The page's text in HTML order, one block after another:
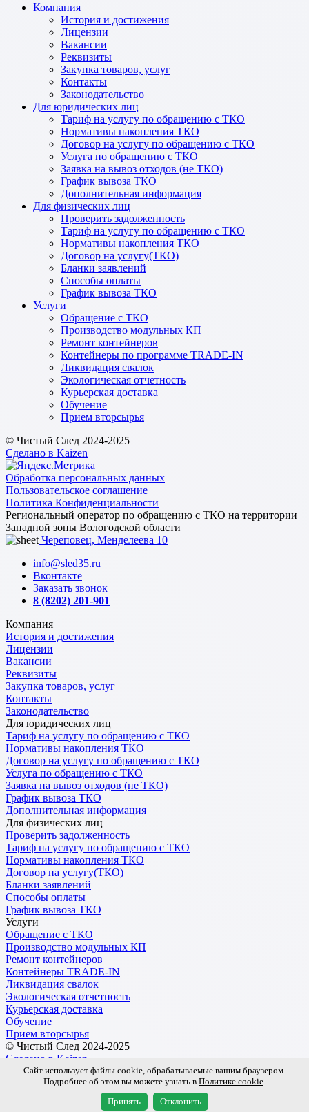
Компания
История и достижения
Лицензии
Вакансии
Реквизиты
Закупка товаров, услуг
Контакты
Законодательство
Для юридических лиц
Тариф на услугу по обращению с ТКО
Нормативы накопления ТКО
Договор на услугу по обращению с ТКО
Услуга по обращению с ТКО
Заявка на вывоз отходов (не ТКО)
График вывоза ТКО
Дополнительная информация
Для физических лиц
Проверить задолженность
Тариф на услугу по обращению с ТКО
Нормативы накопления ТКО
Договор на услугу(ТКО)
Бланки заявлений
Способы оплаты
График вывоза ТКО
Услуги
Обращение с ТКО
Производство модульных КП
Ремонт контейнеров
Контейнеры по программе TRADE-IN
Ликвидация свалок
Экологическая отчетность
Курьерская доставка
Обучение
Прием вторсырья
© Чистый След 2024-2025
Сделано в Kaizen
Обработка персональных данных
Пользовательское соглашение
Политика Конфиденциальности
Региональный оператор по обращению с ТКО на территории
Западной зоны Вологодской области
Череповец, Менделеева 10
info@sled35.ru
Вконтакте
Заказать звонок
8 (8202) 201-901
Компания
История и достижения
Лицензии
Вакансии
Реквизиты
Закупка товаров, услуг
Контакты
Законодательство
Для юридических лиц
Тариф на услугу по обращению с ТКО
Нормативы накопления ТКО
Договор на услугу по обращению с ТКО
Услуга по обращению с ТКО
Заявка на вывоз отходов (не ТКО)
График вывоза ТКО
Дополнительная информация
Для физических лиц
Проверить задолженность
Тариф на услугу по обращению с ТКО
Нормативы накопления ТКО
Договор на услугу(ТКО)
Бланки заявлений
Способы оплаты
График вывоза ТКО
Услуги
Обращение с ТКО
Производство модульных КП
Ремонт контейнеров
Контейнеры TRADE-IN
Ликвидация свалок
Экологическая отчетность
Курьерская доставка
Обучение
Прием вторсырья
© Чистый След 2024-2025
Сделано в Kaizen
Обработка персональных данных
Пользовательское соглашение
Политика Конфиденциальности
Сайт использует файлы cookie, обрабатываемые вашим браузером.
Подробнее об этом вы можете узнать в Политике cookie.
Принять Отклонить